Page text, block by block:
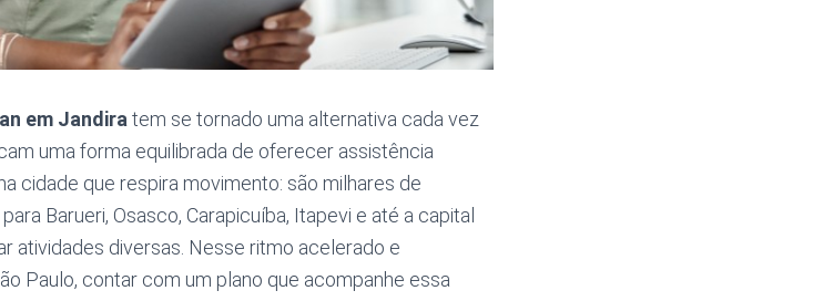
em Jandira tem se tornado uma alternativa cada vez
uma forma equilibrada de oferecer assistência
cidade que respira movimento: são milhares de
Barueri, Osasco, Carapicuíba, Itapevi e até a capital
atividades diversas. Nesse ritmo acelerado e
Paulo, contar com um plano que acompanhe essa